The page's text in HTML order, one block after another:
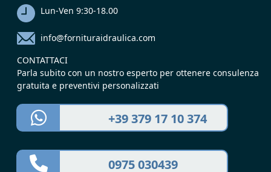
Lun-Ven 9:30-18.00
info@fornituraidraulica.com
CONTATTACI
Parla subito con un nostro esperto per ottenere consulenza
gratuita e preventivi personalizzati
+39 379 17 10 374
0975 030439